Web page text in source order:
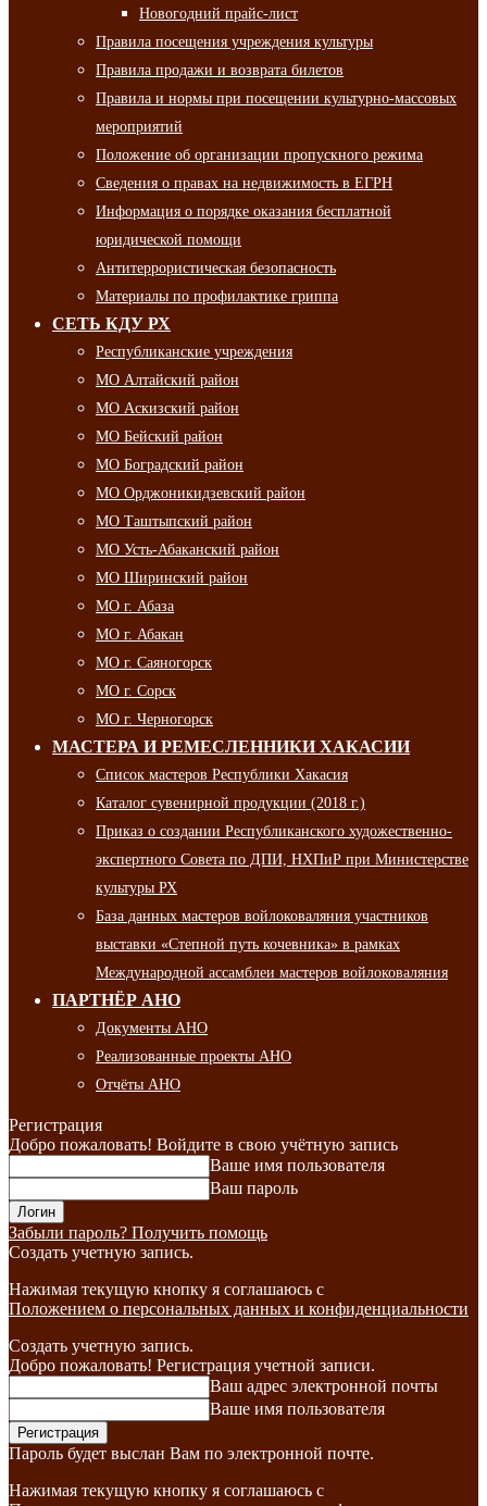
Новогодний прайс-лист
Правила посещения учреждения культуры
Правила продажи и возврата билетов
Правила и нормы при посещении культурно-массовых
мероприятий
Положение об организации пропускного режима
Сведения о правах на недвижимость в ЕГРН
Информация о порядке оказания бесплатной
юридической помощи
Антитеррористическая безопасность
Материалы по профилактике гриппа
СЕТЬ КДУ РХ
Республиканские учреждения
МО Алтайский район
МО Аскизский район
МО Бейский район
МО Боградский район
МО Орджоникидзевский район
МО Таштыпский район
МО Усть-Абаканский район
МО Ширинский район
МО г. Абаза
МО г. Абакан
МО г. Саяногорск
МО г. Сорск
МО г. Черногорск
МАСТЕРА И РЕМЕСЛЕННИКИ ХАКАСИИ
Список мастеров Республики Хакасия
Каталог сувенирной продукции (2018 г.)
Приказ о создании Республиканского художественно-
экспертного Совета по ДПИ, НХПиР при Министерстве
культуры РХ
База данных мастеров войлоковаляния участников
выставки «Степной путь кочевника» в рамках
Международной ассамблеи мастеров войлоковаляния
ПАРТНЁР АНО
Документы АНО
Реализованные проекты АНО
Отчёты АНО
Регистрация
Добро пожаловать! Войдите в свою учётную запись
Ваше имя пользователя
Ваш пароль
Забыли пароль? Получить помощь
Создать учетную запись.
Нажимая текущую кнопку я соглашаюсь с
Положением о персональных данных и конфиденциальности
Создать учетную запись.
Добро пожаловать! Регистрация учетной записи.
Ваш адрес электронной почты
Ваше имя пользователя
Пароль будет выслан Вам по электронной почте.
Нажимая текущую кнопку я соглашаюсь с